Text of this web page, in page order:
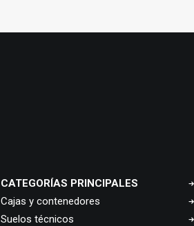
CATEGORÍAS PRINCIPALES
Cajas y contenedores
Suelos técnicos